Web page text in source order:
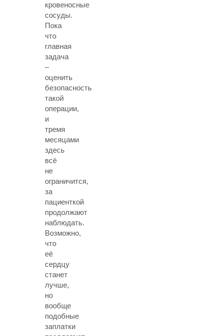
кровеносные
сосуды.
Пока
что
главная
задача
–
оценить
безопасность
такой
операции,
и
тремя
месяцами
здесь
всё
не
ограничится,
за
пациенткой
продолжают
наблюдать.
Возможно,
что
её
сердцу
станет
лучше,
но
вообще
подобные
заплатки